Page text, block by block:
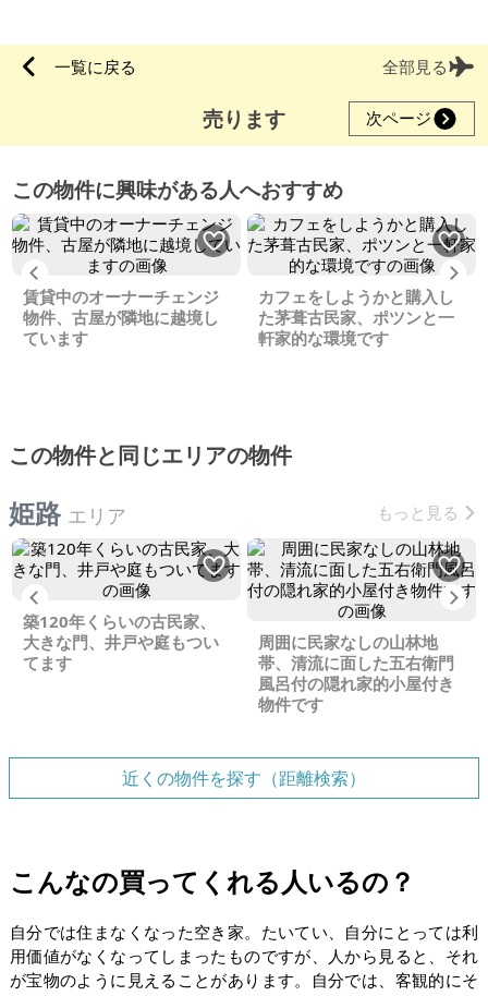
一覧に戻る 全部見る
売ります 次ページ
この物件に興味がある人へおすすめ
Previous
賃貸中のオーナーチェンジ
物件、古屋が隣地に越境し
ています
カフェをしようかと購入し
た茅葺古民家、ポツンと一
軒家的な環境です
この物件と同じエリアの物件
姫路 エリア もっと見る
Previous
築120年くらいの古民家、
大きな門、井戸や庭もつい
てます
周囲に民家なしの山林地
帯、清流に面した五右衛門
風呂付の隠れ家的小屋付き
物件です
近くの物件を探す（距離検索）
こんなの買ってくれる人いるの？
自分では住まなくなった空き家。たいてい、自分にとっては利
用価値がなくなってしまったものですが、人から見ると、それ
が宝物のように見えることがあります。自分では、客観的にそ